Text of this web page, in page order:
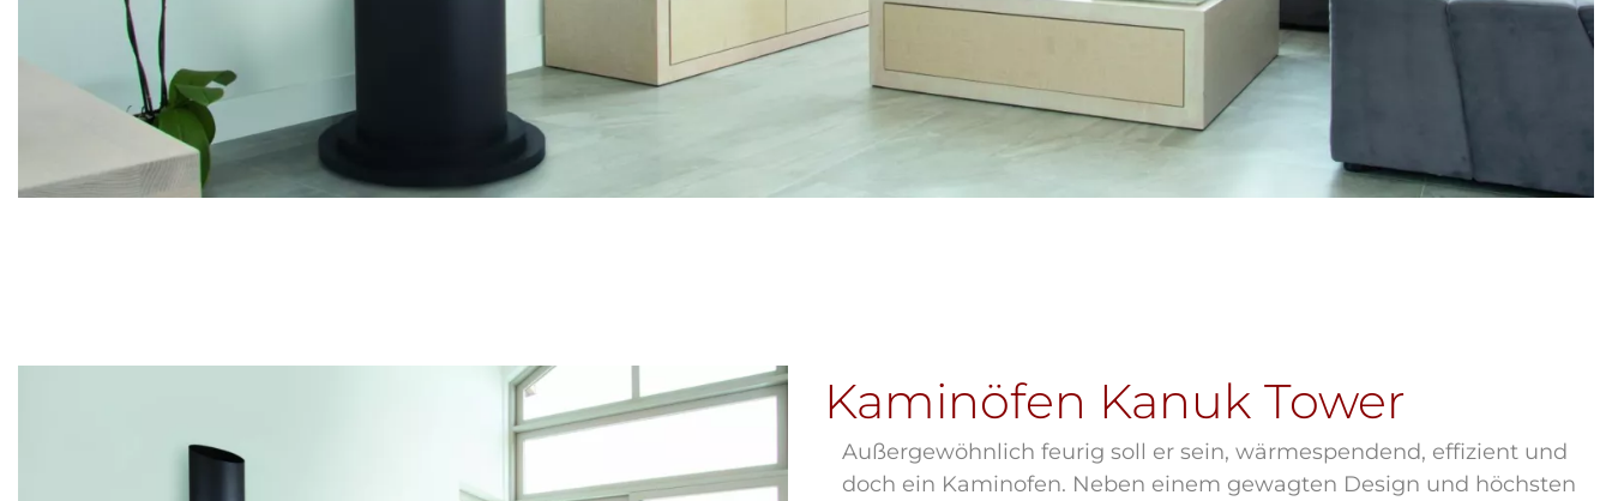
Kaminöfen Kanuk Tower
Außergewöhnlich feurig soll er sein, wärmespendend, effizient und
doch ein Kaminofen. Neben einem gewagten Design und höchsten